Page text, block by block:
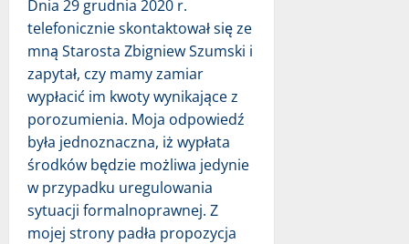
Dnia 29 grudnia 2020 r.
telefonicznie skontaktował się ze
mną Starosta Zbigniew Szumski i
zapytał, czy mamy zamiar
wypłacić im kwoty wynikające z
porozumienia. Moja odpowiedź
była jednoznaczna, iż wypłata
środków będzie możliwa jedynie
w przypadku uregulowania
sytuacji formalnoprawnej. Z
mojej strony padła propozycja